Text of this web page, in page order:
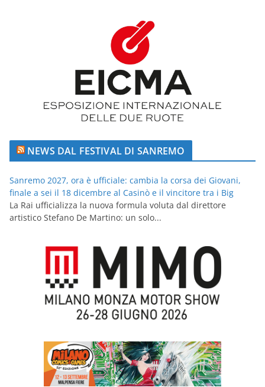
NEWS DAL FESTIVAL DI SANREMO
Sanremo 2027, ora è ufficiale: cambia la corsa dei Giovani,
finale a sei il 18 dicembre al Casinò e il vincitore tra i Big
La Rai ufficializza la nuova formula voluta dal direttore
artistico Stefano De Martino: un solo...